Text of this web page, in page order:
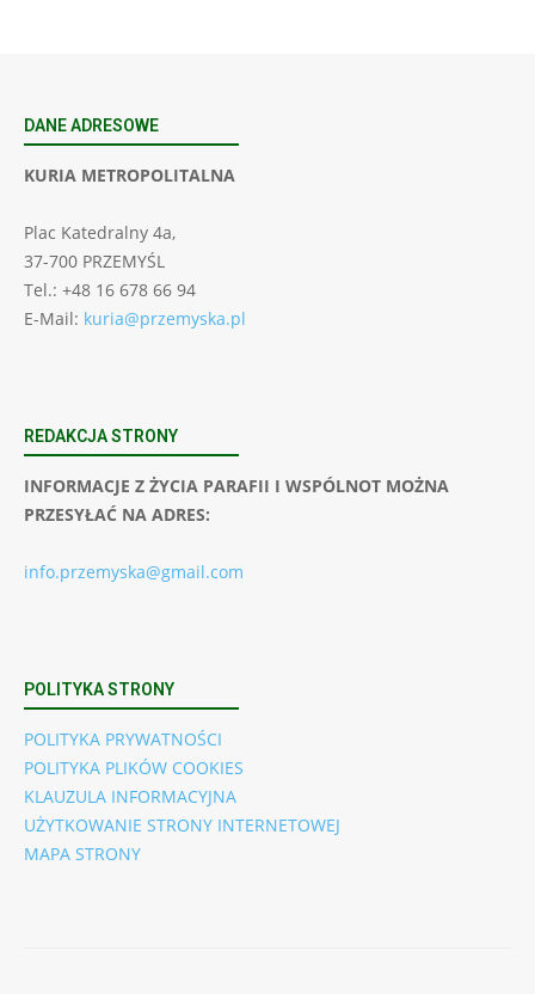
DANE ADRESOWE
KURIA METROPOLITALNA
Plac Katedralny 4a,
37-700 PRZEMYŚL
Tel.: +48 16 678 66 94
E-Mail: kuria@przemyska.pl
REDAKCJA STRONY
INFORMACJE Z ŻYCIA PARAFII I WSPÓLNOT MOŻNA
PRZESYŁAĆ NA ADRES:
info.przemyska@gmail.com
POLITYKA STRONY
POLITYKA PRYWATNOŚCI
POLITYKA PLIKÓW COOKIES
KLAUZULA INFORMACYJNA
UŻYTKOWANIE STRONY INTERNETOWEJ
MAPA STRONY